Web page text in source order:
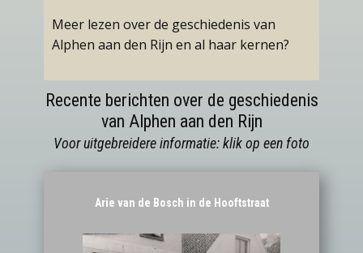
Meer lezen over de geschiedenis van
Alphen aan den Rijn en al haa​r kernen?
Recente berichten over de geschiedenis
van Alphen aan den Rijn
Voor uitgebreidere informatie: klik op een foto
Arie van de Bosch in de Hooftstraat